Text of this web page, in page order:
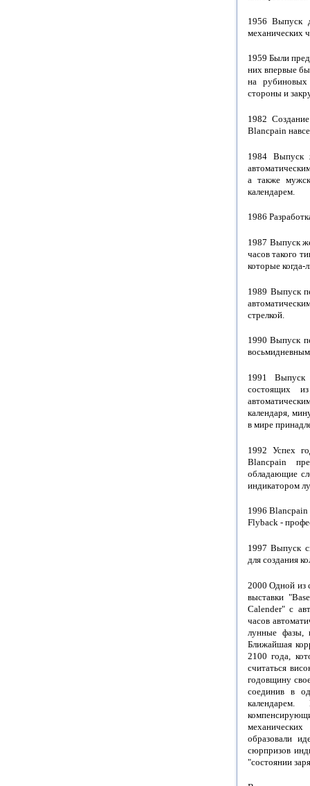
1956 Выпуск
механических
1959 Были
них впервые
на
стороны и
1982
Blancpain
1984 Выпуск
а также
календарем.
1986
1987 Выпуск
часов такого
которые когда-
1989 Выпуск
стрелкой.
1990 Выпуск
1991
состоящих
календаря,
в мире
1992 Успех
Blancpain
обладающие
индикатором
1996 Blancpain
Flyback -
1997 Выпуск
для создания
2000 Одной из
выставки
Calender" с
часов
лунные фазы,
Ближайшая
2100 года,
считаться
годовщину
соединив в
образовали
сюрпризов
"состоянии